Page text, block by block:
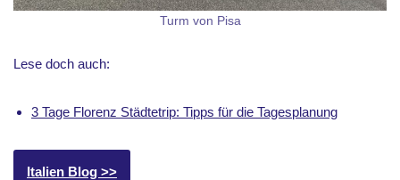
Turm von Pisa
Lese doch auch:
3 Tage Florenz Städtetrip: Tipps für die Tagesplanung
Italien Blog >>